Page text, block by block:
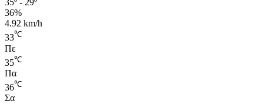
35º - 29º
36%
4.92 km/h
33℃
Πε
35℃
Πα
36℃
Σα